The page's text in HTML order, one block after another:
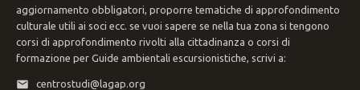
aggiornamento obbligatori, proporre tematiche di approfondimento
culturale utili ai soci ecc. se vuoi sapere se nella tua zona si tengono
corsi di approfondimento rivolti alla cittadinanza o corsi di
formazione per Guide ambientali escursionistiche, scrivi a:
centrostudi@lagap.org